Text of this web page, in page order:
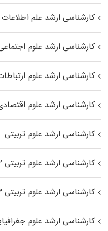
کارشناسی ارشد علم
کارشناسی ارشد علوم
کارشناسی ارشد علوم
کارشناسی ارشد علوم
کارشناسی ارشد علوم تربیتی
کارشناسی ارشد علوم تربیتی ۲
کارشناسی ارشد علوم تربیتی ۳
کارشناسی ارشد علوم